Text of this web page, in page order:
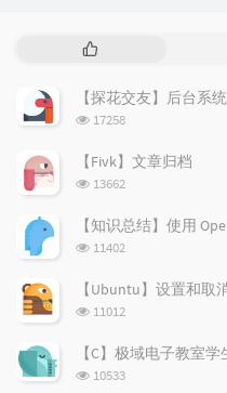
热
文
章
【探花交友】后台系统
浏
次
17258
【Fivk】文章归档
浏
次
数:
13662
浏
次
11402
【Ubuntu】设置和取
浏
次
数:
11012
【C】极域电子教室
浏
10533